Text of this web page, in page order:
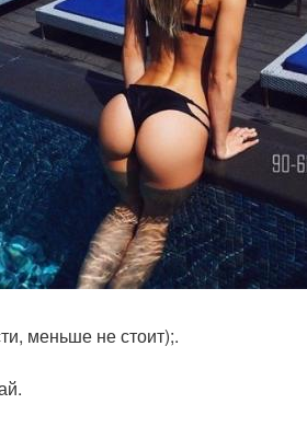
меньше не стоит);.